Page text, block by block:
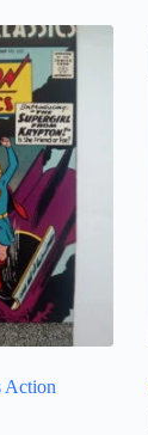
Action